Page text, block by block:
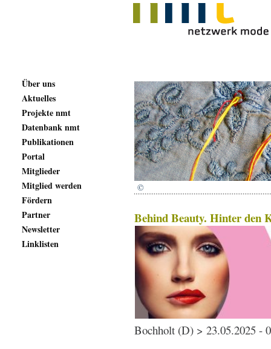
©
Behind Beauty. Hinter den
Bochholt (D) > 23.05.2025 -
Über uns
Aktuelles
Projekte nmt
Datenbank nmt
Publikationen
Portal
Mitglieder
Mitglied werden
Fördern
Partner
Newsletter
Linklisten